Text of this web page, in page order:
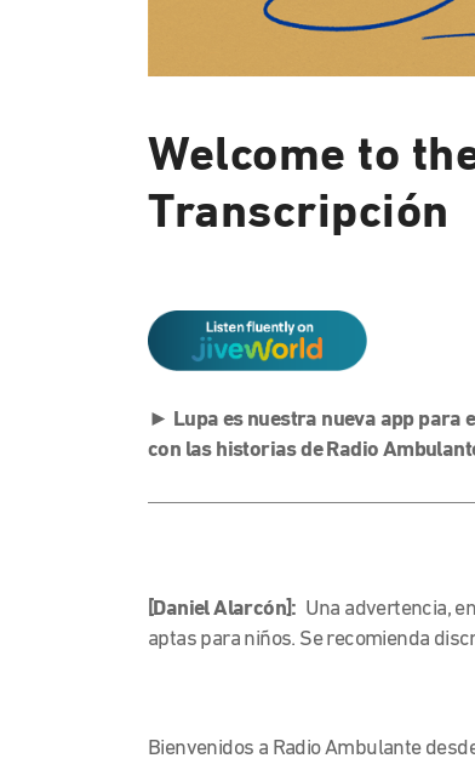
Welcome to
Transcripción
► Lupa es nuestra nueva app para
con las historias de Radio
[Daniel Alarcón]: Una advertencia,
aptas para niños. Se recomienda
Bienvenidos a Radio Ambulante